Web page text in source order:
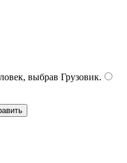
выбрав Грузовик.